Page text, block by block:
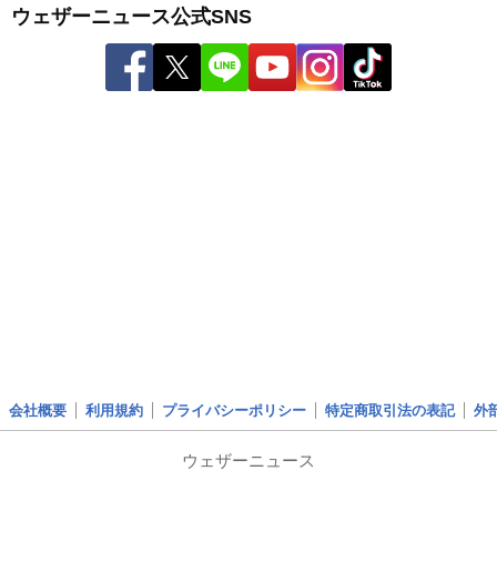
ウェザーニュース公式SNS
会社概要 利用規約 プライバシーポリシー 特定商取引法の表記 外
ウェザーニュース